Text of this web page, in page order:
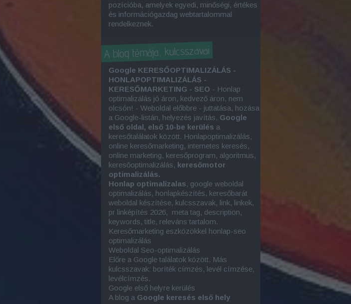
pozícióba, amelyek egyedi, minőségi, értékes
és információgazdag webtartalommal
rendelkeznek.
A blog témája, kulcsszavai
Google KERESŐOPTIMALIZÁLÁS -
HONLAPOPTIMALIZÁLÁS -
KERESŐMARKETING - SEO - Honlap
optimalizálás jó áron, kedvező áron, nem
olcsón! - Weboldal előbbre - juttatása, hozása
a Google-listán, helyezés javítás, Google
első oldal, első 10-be kerülés a
keresőtalálatok között. Honlapoptimalizálás,
online keresőmarketing, internetes keresés,
online marketing, keresőprogram, algoritmus,
keresőoptimalizálás, keresőmotor
optimalizálás.
Honlap optimalizalas, google weboldal
optimalizálás, honlapkészítés, keresőbarát
weboldal készítése, kulcsszavak, link, linkek,
pr linképítés 2026, meta tag, description,
keywords, title, releváns tartalom.
Keresőmarketing eszközökkel honlap-seo
optimalizálás
Weboldal Seo-optimalizálás
Előre a Google találatok között. Más
kulcsszavak: boríték címzés, levél címzése,
levélcímzés.
Google első helyre kerülés
A blog a Google keresés első hely